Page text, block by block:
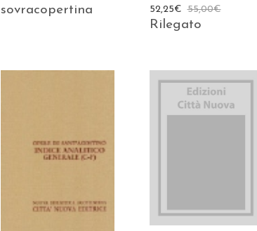
sovracopertina
55,00€
52,25€
Rilegato
AGGIUNGI AL
CARRELLO